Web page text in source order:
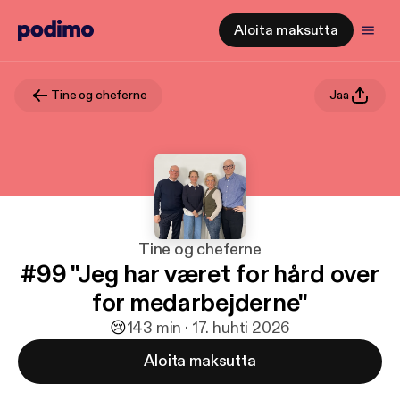
Aloita maksutta
Tine og cheferne Jaa
Tine og cheferne
#99 "Jeg har været for hård over
for medarbejderne"
😢143 min · 17. huhti 2026
Aloita maksutta